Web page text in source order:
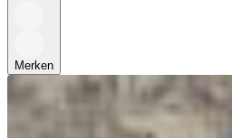
Merken